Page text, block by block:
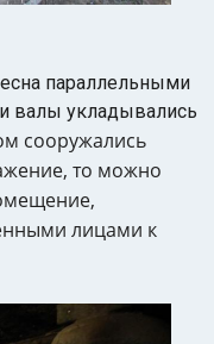
параллельными
валы укладывались
сооружались
то можно
лицами к